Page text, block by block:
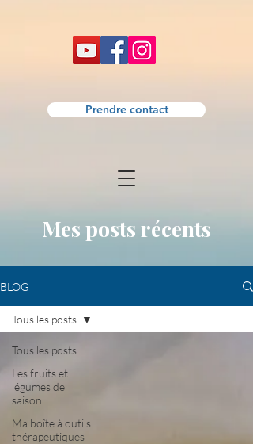
Prendre contact
Mes posts récents
BLOG
Tous les posts
Les fruits et
légumes de
saison
Ma boîte à outils
thérapeutiques
Tous les posts